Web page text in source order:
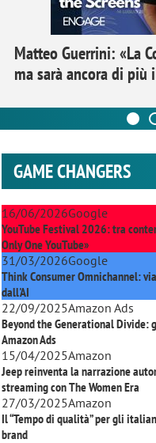
Matteo Guerrini: «La
ma sarà ancora di
GAME CHANGERS
16/06/2026Google
YouTube Festival 2026: tra
Only One YouTube»
31/03/2026Google
Think Consumer Omnichannel:
dall'AI
22/09/2025Amazon Ads
Beyond the Generational
Amazon Ads
15/04/2025Amazon
Jeep reinventa la narrazione
streaming conThe Women Era
27/03/2025Amazon
Il “Tempo di qualità” per gli
brand